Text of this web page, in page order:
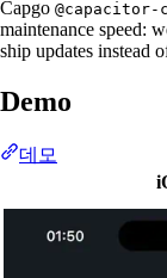
Capgo @capacitor-
maintenance speed:
ship updates instead
Demo
데모